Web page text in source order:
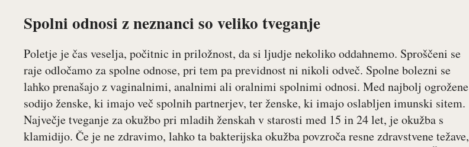
Spolni odnosi z neznanci so veliko tveganje
Poletje je čas veselja, počitnic in priložnost, da si ljudje nekoliko oddahnemo. Sproščeni se
raje odločamo za spolne odnose, pri tem pa previdnost ni nikoli odveč. Spolne bolezni se
lahko prenašajo z vaginalnimi, analnimi ali oralnimi spolnimi odnosi. Med najbolj ogrožene
sodijo ženske, ki imajo več spolnih partnerjev, ter ženske, ki imajo oslabljen imunski sitem.
Največje tveganje za okužbo pri mladih ženskah v starosti med 15 in 24 let, je okužba s
klamidijo. Če je ne zdravimo, lahko ta bakterijska okužba povzroča resne zdravstvene težave,